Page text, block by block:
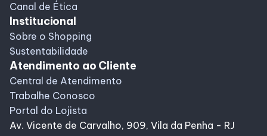
Canal de Ética
Institucional
Sobre o Shopping
Sustentabilidade
Atendimento ao Cliente
Central de Atendimento
Trabalhe Conosco
Portal do Lojista
Av. Vicente de Carvalho, 909, Vila da Penha - RJ